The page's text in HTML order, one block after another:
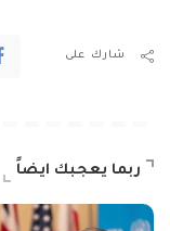
شارك على
ربما يعجبك ايضاً